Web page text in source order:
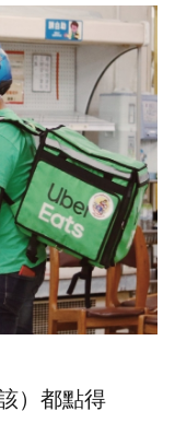
）都點得